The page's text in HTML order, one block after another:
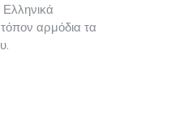
Ελληνικά
αρμόδια τα